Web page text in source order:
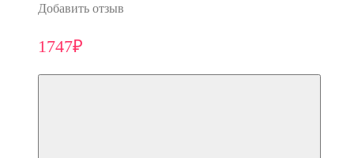
Добавить отзыв
1747₽